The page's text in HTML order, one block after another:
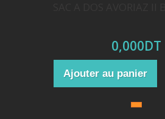
0,000DT
Ajouter au panier